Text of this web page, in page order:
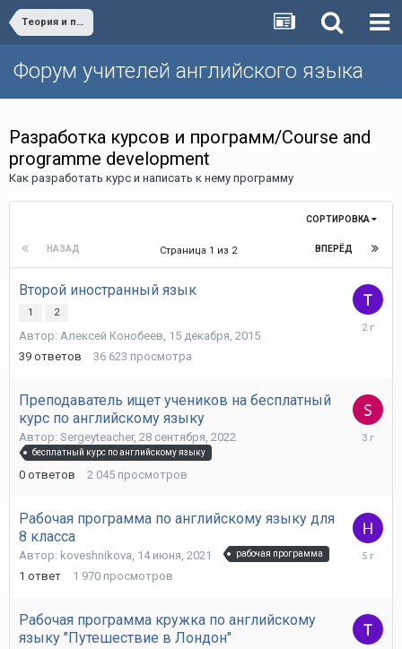
Теория и практика обучения английскому языку/Teaching English - theory and practice
Форум учителей английского языка
Разработка курсов и программ/Course and
programme development
Как разработать курс и написать к нему программу
СОРТИРОВКА
НАЗАД ВПЕРЁД
Страница 1 из 2
Второй иностранный язык
1 2
Автор: Алексей Конобеев, 15 декабря, 2015
39 ответов 36 623 просмотра
26
Преподаватель ищет учеников на бесплатный
курс по английскому языку
Автор: Sergeyteacher, 28 сентября, 2022
бесплатный курс по английскому языку
0 ответов 2 045 просмотров
28
Рабочая программа по английскому языку для
8 класса
Автор: koveshnikova 14 июня, 2021 рабочая программа
1 ответ 1 970 просмотров
15
Рабочая программа кружка по английскому
языку "Путешествие в Лондон"